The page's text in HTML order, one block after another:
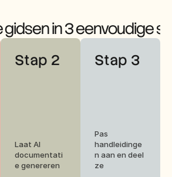
gidsen in 3 eenvoudige
Stap 2
Laat AI
documentati
e genereren
Stap 3
Pas
handleidinge
n aan en deel
ze